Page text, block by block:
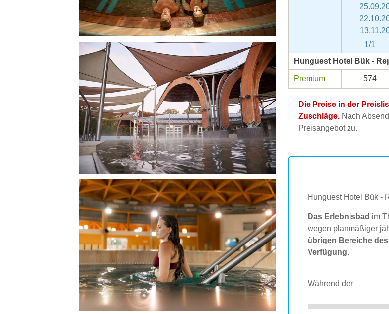
1/1
Hunguest Hotel Bük -
Premium 574
Die Preise in der
Zuschläge. Nach
Preisangebot zu.
Hunguest Hotel Bük -
Das Erlebnisbad im
wegen planmäßiger
übrigen Bereiche
Verfügung.
Während der